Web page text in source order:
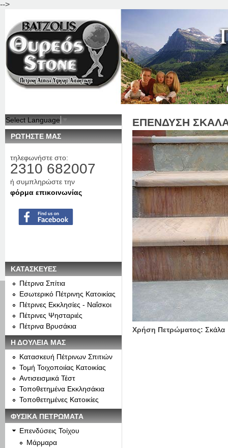
-->
ΕΠΕΝΔΥΣΗ
Χρήση Πετρώματος: Σκάλα
Select Language▼
ΡΩΤΗΣΤΕ ΜΑΣ
τηλεφωνήστε στο:
2310 682007
ή συμπληρώστε την
φόρμα επικοινωνίας
ΚΑΤΑΣΚΕΥΕΣ
Πέτρινα Σπίτια
Εσωτερικό Πέτρινης Κατοικίας
Πέτρινες Εκκλησίες - Ναΐσκοι
Πέτρινες Ψησταριές
Πέτρινα Βρυσάκια
Η ΔΟΥΛΕΙΑ ΜΑΣ
Κατασκευή Πέτρινων Σπιτιών
Τομή Τοιχοποιίας Κατοικίας
Αντισεισμικά Τέστ
Τοποθετημένα Εκκλησάκια
Τοποθετημένες Κατοικίες
ΦΥΣΙΚΑ ΠΕΤΡΩΜΑΤΑ
Επενδύσεις Τοίχου
Μάρμαρα